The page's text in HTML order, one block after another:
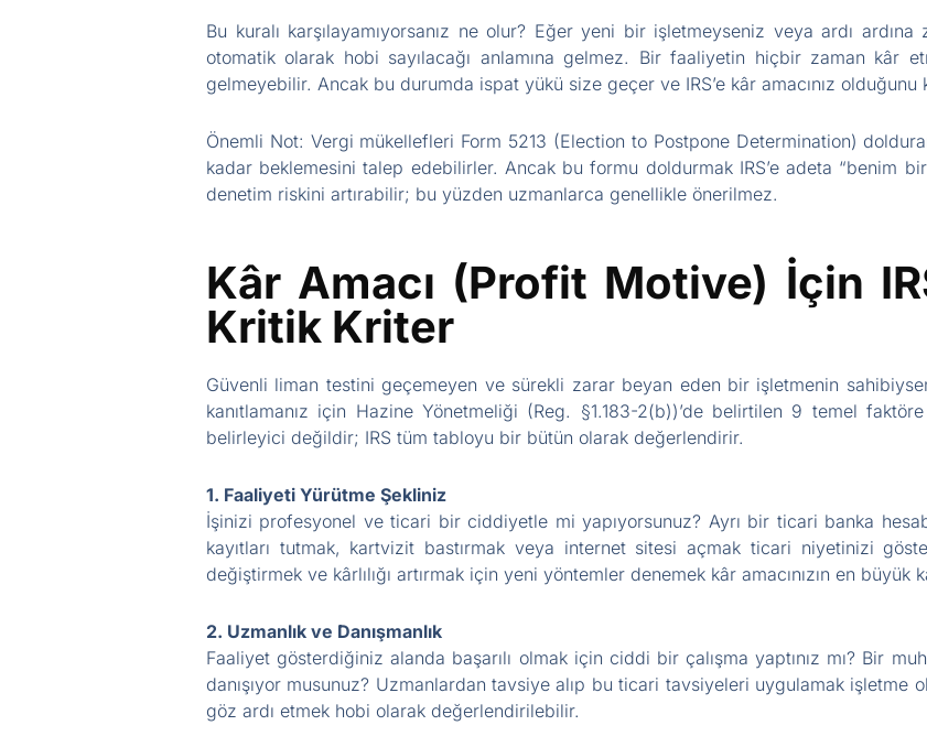
Bu kuralı karşılayamıyorsanız ne olur? Eğer yeni bir işletmeyseniz veya ardı
otomatik olarak hobi sayılacağı anlamına gelmez. Bir faaliyetin hiçbir zaman kâr
gelmeyebilir. Ancak bu durumda ispat yükü size geçer ve IRS’e kâr amacınız olduğunu
Önemli Not: Vergi mükellefleri Form 5213 (Election to Postpone Determination)
kadar beklemesini talep edebilirler. Ancak bu formu doldurmak IRS’e adeta “benim
denetim riskini artırabilir; bu yüzden uzmanlarca genellikle önerilmez.
Kâr Amacı (Profit Motive) İçin
Kritik Kriter
Güvenli liman testini geçemeyen ve sürekli zarar beyan eden bir işletmenin
kanıtlamanız için Hazine Yönetmeliği (Reg. §1.183-2(b))’de belirtilen 9 temel
belirleyici değildir; IRS tüm tabloyu bir bütün olarak değerlendirir.
1. Faaliyeti Yürütme Şekliniz
İşinizi profesyonel ve ticari bir ciddiyetle mi yapıyorsunuz? Ayrı bir ticari banka
kayıtları tutmak, kartvizit bastırmak veya internet sitesi açmak ticari niyetinizi
değiştirmek ve kârlılığı artırmak için yeni yöntemler denemek kâr amacınızın en büyük
2. Uzmanlık ve Danışmanlık
Faaliyet gösterdiğiniz alanda başarılı olmak için ciddi bir çalışma yaptınız mı? Bir
danışıyor musunuz? Uzmanlardan tavsiye alıp bu ticari tavsiyeleri uygulamak işletme
göz ardı etmek hobi olarak değerlendirilebilir.